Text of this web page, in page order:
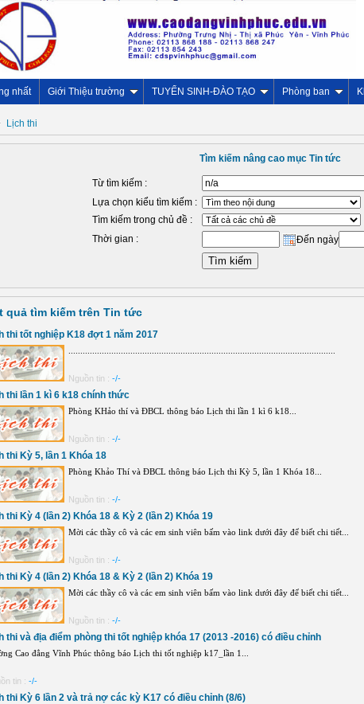
nhất Giới Thiệu trường TUYỂN SINH-ĐÀO TẠO Phòng ban
Lịch thi
Tìm kiếm nâng cao mục Tin tức
Từ tìm kiếm :
Lựa chọn kiểu tìm kiếm :
Tìm kiếm trong chủ đề :
Thời gian :
Đến ngày
quả tìm kiếm trên Tin tức
thi tốt nghiệp K18 đợt 1 năm 2017
Nguồn tin : -/-
thi lần 1 kì 6 k18 chính thức
Phòng KHảo thí và ĐBCL thông báo Lịch thi lần 1 kì 6 k18...
Nguồn tin : -/-
thi Kỳ 5, lần 1 Khóa 18
Phòng Khảo Thí và ĐBCL thông báo Lịch thi Kỳ 5, lần 1 Khóa 18...
Nguồn tin : -/-
thi Kỳ 4 (lần 2) Khóa 18 & Kỳ 2 (lần 2) Khóa 19
Mời các thầy cô và các em sinh viên bấm vào link dưới đây để biết chi tiết...
Nguồn tin : -/-
thi Kỳ 4 (lần 2) Khóa 18 & Kỳ 2 (lần 2) Khóa 19
Mời các thầy cô và các em sinh viên bấm vào link dưới đây để biết chi tiết...
Nguồn tin : -/-
thi và địa điểm phòng thi tốt nghiệp khóa 17 (2013 -2016) có điều chỉnh
Cao đẳng Vĩnh Phúc thông báo Lịch thi tốt nghiệp k17_lần 1...
tin : -/-
thi Kỳ 6 lần 2 và trả nợ các kỳ K17 có điều chỉnh (8/6)